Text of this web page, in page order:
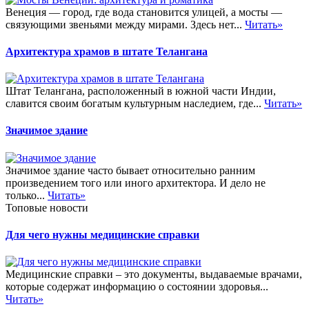
Венеция — город, где вода становится улицей, а мосты —
связующими звеньями между мирами. Здесь нет... Читать»
Архитектура храмов в штате Телангана
Штат Телангана, расположенный в южной части Индии,
славится своим богатым культурным наследием, где... Читать»
Значимое здание
Значимое здание часто бывает относительно ранним
произведением того или иного архитектора. И дело не
только... Читать»
Топовые новости
Для чего нужны медицинские справки
Медицинские справки – это документы, выдаваемые врачами,
которые содержат информацию о состоянии здоровья...
Читать»